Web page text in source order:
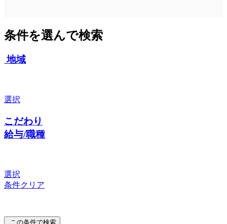
条件を選んで検索
地域
選択
こだわり
給与/職種
選択
条件クリア
この条件で検索